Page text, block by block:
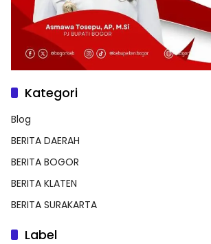
Kategori
Blog
BERITA DAERAH
BERITA BOGOR
BERITA KLATEN
BERITA SURAKARTA
Label